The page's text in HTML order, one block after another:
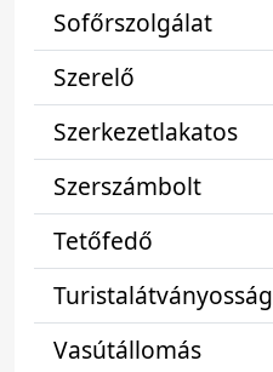
Sofőrszolgálat
Szerelő
Szerkezetlakatos
Szerszámbolt
Tetőfedő
Turistalátványosság
Vasútállomás